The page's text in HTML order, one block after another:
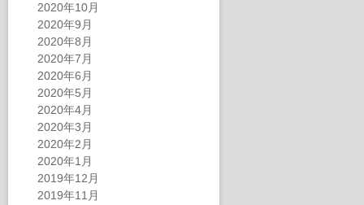
2020年10月
2020年9月
2020年8月
2020年7月
2020年6月
2020年5月
2020年4月
2020年3月
2020年2月
2020年1月
2019年12月
2019年11月